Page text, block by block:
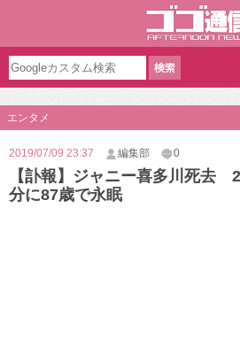
エンタメ
2019/07/09 23:37 編集部 0
【訃報】ジャニー喜多川死去
分に87歳で永眠